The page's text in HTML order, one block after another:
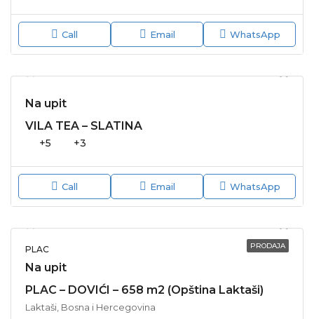
Call Email WhatsApp
Na upit
VILA TEA – SLATINA
+5 +3
Call Email WhatsApp
PRODAJA
PLAC
Na upit
PLAC – DOVIĆI – 658 m2 (Opština Laktaši)
Laktaši, Bosna i Hercegovina